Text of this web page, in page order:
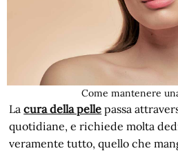
Come mantenere
Lacura della pelle passa
quotidiane, e richiede molta
veramente tutto, quello che